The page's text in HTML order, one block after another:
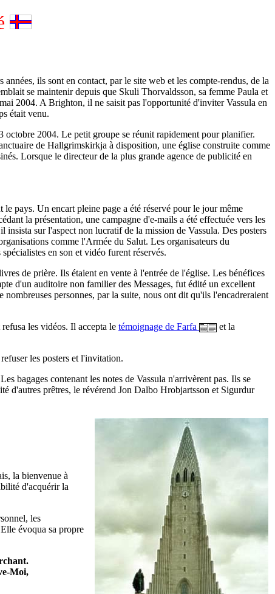
ils sont en contact, par le site web et les compte-rendus, de la
se maintenir depuis que Skuli Thorvaldsson, sa femme Paula et
2004. A Brighton, il ne saisit pas l'opportunité d'inviter Vassula en
était venu.
2004. Le petit groupe se réunit rapidement pour planifier.
de Hallgrimskirkja à disposition, une église construite comme
Lorsque le directeur de la plus grande agence de publicité en
pays. Un encart pleine page a été réservé pour le jour même
la présentation, une campagne d'e-mails a été effectuée vers les
sur l'aspect non lucratif de la mission de Vassula. Des posters
comme l'Armée du Salut. Les organisateurs du
en son et vidéo furent réservés.
de prière. Ils étaient en vente à l'entrée de l'église. Les bénéfices
d'un auditoire non familier des Messages, fut édité un excellent
personnes, par la suite, nous ont dit qu'ils l'encadreraient
les vidéos. Il accepta le témoignage de Farfa
et la
les posters et l'invitation.
bagages contenant les notes de Vassula n'arrivèrent pas. Ils se
d'autres prêtres, le révérend Jon Dalbo Hrobjartsson et Sigurdur
la bienvenue à
d'acquérir la
les
évoqua sa propre
Moi,